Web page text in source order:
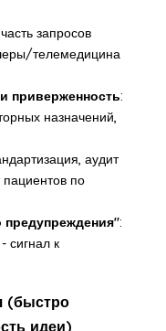
запросов
телемедицина
приверженность:
назначений,
аудит
по
предупреждения":
сигнал к
(быстро
идеи)